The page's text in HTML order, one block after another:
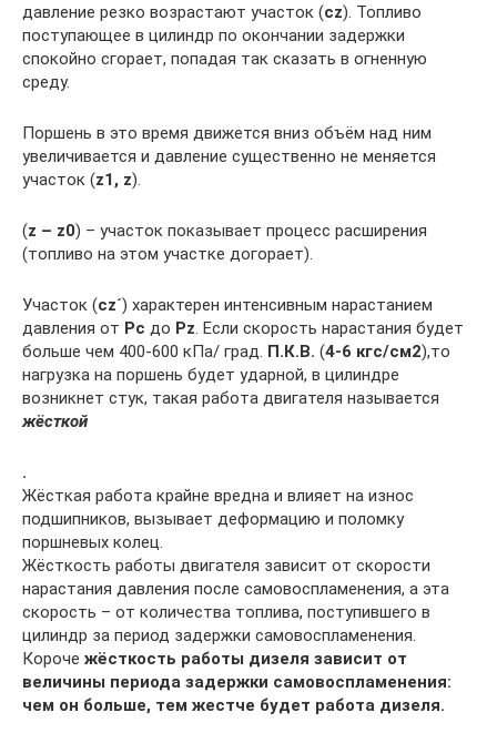
давление резко возрастают участок (сz). Топливо
поступающее в цилиндр по окончании задержки
спокойно сгорает, попадая так сказать в огненную
среду.
Поршень в это время движется вниз объём над ним
увеличивается и давление существенно не меняется
участок (z1, z).
(z – z0) – участок показывает процесс расширения
(топливо на этом участке догорает).
Участок (сz´) характерен интенсивным нарастанием
давления от Рс до Рz . Если скорость нарастания будет
больше чем 400-600 кПа/ град. П.К.В. (4-6 кгс/см2),то
нагрузка на поршень будет ударной, в цилиндре
возникнет стук, такая работа двигателя называется
жёсткой
.
Жёсткая работа крайне вредна и влияет на износ
подшипников, вызывает деформацию и поломку
поршневых колец.
Жёсткость работы двигателя зависит от скорости
нарастания давления после самовоспламенения, а эта
скорость – от количества топлива, поступившего в
цилиндр за период задержки самовоспламенения.
Короче жёсткость работы дизеля зависит от
величины периода задержки самовоспламенения:
чем он больше, тем жестче будет работа дизеля.